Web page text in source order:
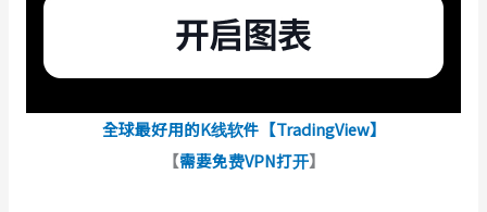
全球最好用的K线软件【TradingView】
【需要免费VPN打开】